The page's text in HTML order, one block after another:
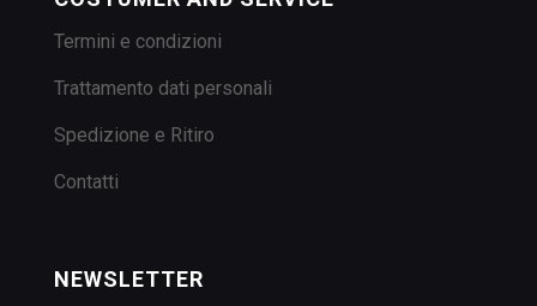
Termini e condizioni
Trattamento dati personali
Spedizione e Ritiro
Contatti
NEWSLETTER